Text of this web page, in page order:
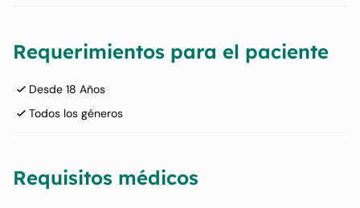
Requerimientos para el paciente
Desde 18 Años
Todos los géneros
Requisitos médicos